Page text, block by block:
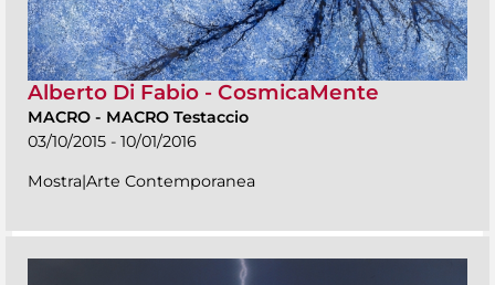
Alberto Di Fabio - CosmicaMente
MACRO - MACRO Testaccio
03/10/2015 - 10/01/2016
Mostra|Arte Contemporanea